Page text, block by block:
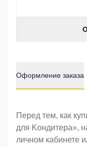
Оформление заказа
Оформление
Перед тем, как
для Koндитeрa»,
личном кабинете